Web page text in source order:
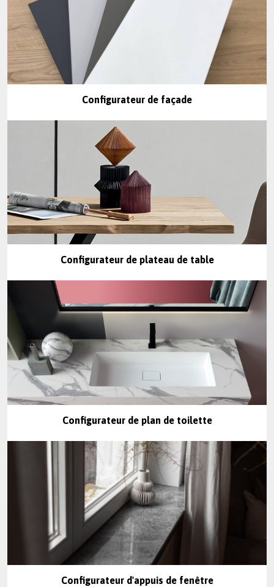
Configurateur de façade
Configurateur de plateau de table
Configurateur de plan de toilette
Configurateur d'appuis de fenêtre